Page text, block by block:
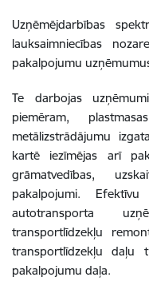
Uzņēmējdarbības
lauksaimniecības
pakalpojumu
Te darbojas
piemēram,
metālizstrādājumu
kartē iezīmējas arī
grāmatvedības,
pakalpojumi.
autotransporta
transportlīdzekļu
transportlīdzekļu daļu
pakalpojumu daļa.